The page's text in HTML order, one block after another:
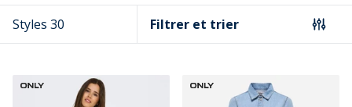
Styles 30 Filtrer et trier